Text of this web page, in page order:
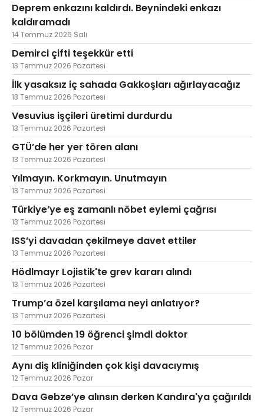
Deprem enkazını kaldırdı. Beynindeki enkazı
kaldıramadı
14 Temmuz 2026 Salı
Demirci çifti teşekkür etti
13 Temmuz 2026 Pazartesi
İlk yasaksız iç sahada Gakkoşları ağırlayacağız
13 Temmuz 2026 Pazartesi
Vesuvius işçileri üretimi durdurdu
13 Temmuz 2026 Pazartesi
GTÜ’de her yer tören alanı
13 Temmuz 2026 Pazartesi
Yılmayın. Korkmayın. Unutmayın
13 Temmuz 2026 Pazartesi
Türkiye’ye eş zamanlı nöbet eylemi çağrısı
13 Temmuz 2026 Pazartesi
ISS’yi davadan çekilmeye davet ettiler
13 Temmuz 2026 Pazartesi
Hödlmayr Lojistik'te grev kararı alındı
13 Temmuz 2026 Pazartesi
Trump’a özel karşılama neyi anlatıyor?
13 Temmuz 2026 Pazartesi
10 bölümden 19 öğrenci şimdi doktor
12 Temmuz 2026 Pazar
Aynı diş kliniğinden çok kişi davacıymış
12 Temmuz 2026 Pazar
Dava Gebze’ye alınsın derken Kandıra'ya çağırıldı
12 Temmuz 2026 Pazar